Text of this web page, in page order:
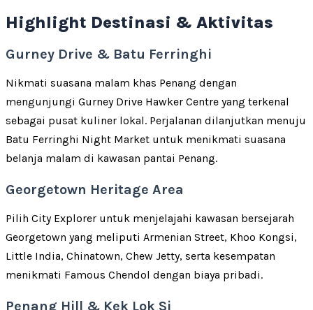
Highlight Destinasi & Aktivitas
Gurney Drive & Batu Ferringhi
Nikmati suasana malam khas Penang dengan
mengunjungi Gurney Drive Hawker Centre yang terkenal
sebagai pusat kuliner lokal. Perjalanan dilanjutkan menuju
Batu Ferringhi Night Market untuk menikmati suasana
belanja malam di kawasan pantai Penang.
Georgetown Heritage Area
Pilih City Explorer untuk menjelajahi kawasan bersejarah
Georgetown yang meliputi Armenian Street, Khoo Kongsi,
Little India, Chinatown, Chew Jetty, serta kesempatan
menikmati Famous Chendol dengan biaya pribadi.
Penang Hill & Kek Lok Si